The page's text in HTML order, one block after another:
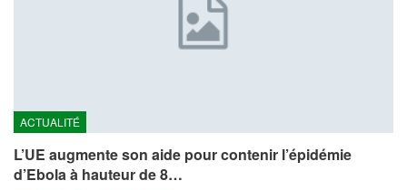
ACTUALITÉ
L’UE augmente son aide pour contenir l’épidémie
d’Ebola à hauteur de 8…